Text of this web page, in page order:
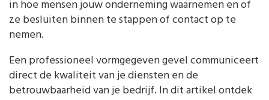
in hoe mensen jouw onderneming waarnemen en of
ze besluiten binnen te stappen of contact op te
nemen.
Een professioneel vormgegeven gevel communiceert
direct de kwaliteit van je diensten en de
betrouwbaarheid van je bedrijf. In dit artikel ontdek